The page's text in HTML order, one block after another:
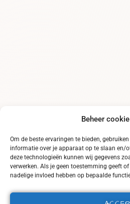
Beheer
Om de beste ervaringen te bieden,
informatie over je apparaat op te slaan en/
deze technologieën kunnen wij gegevens
verwerken. Als je geen toestemming geeft
nadelige invloed hebben op bepaalde